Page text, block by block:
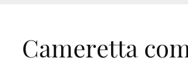
Cameretta